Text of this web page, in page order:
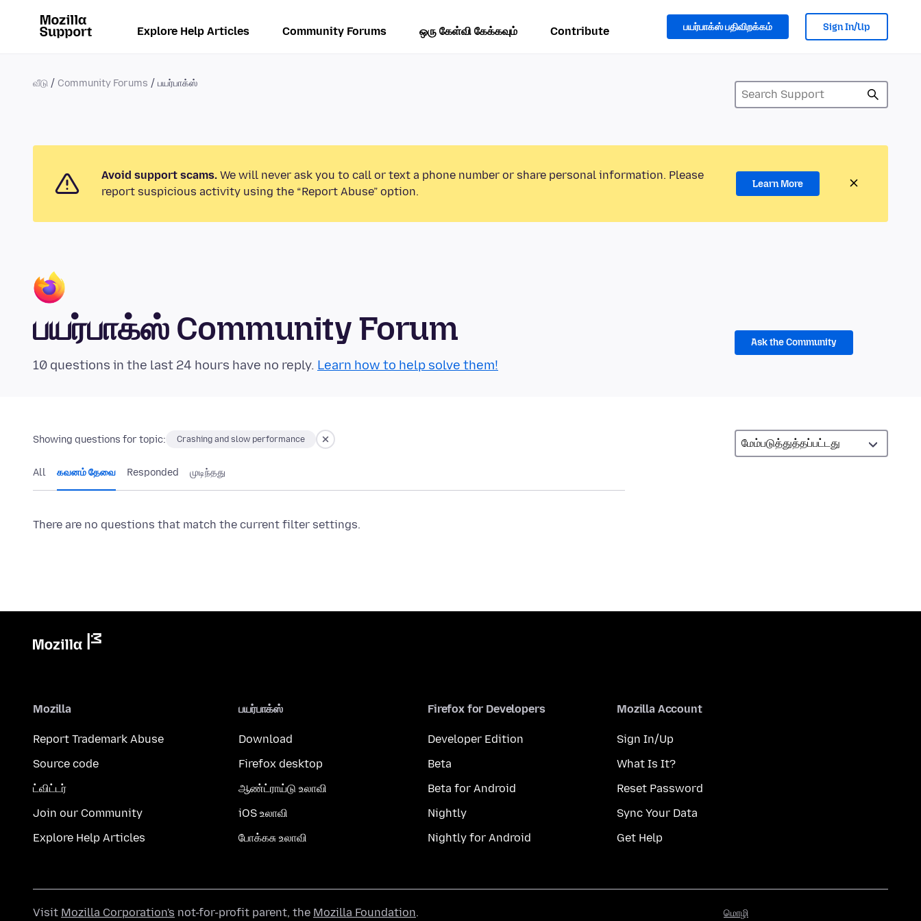
Explore Help Articles Community Forums ஒரு கேள்வி கேக்கவும் Contribute பயர்பாக்ஸ் பதிவிறக்கம் Sign In/Up
வீடு Community Forums பயர்பாக்ஸ்
Avoid support scams. We will never ask you to call or text a phone number or share personal information. Please
report suspicious activity using the “Report Abuse” option.
Learn More
பயர்பாக்ஸ் Community Forum
10 questions in the last 24 hours have no reply. Learn how to help solve them!
Ask the Community
Showing questions for topic: Crashing and slow performance
All கவனம் தேவை Responded முடிந்தது
There are no questions that match the current filter settings.
Mozilla
Report Trademark Abuse
Source code
ட்விட்டர்
Join our Community
Explore Help Articles
பயர்பாக்ஸ்
Download
Firefox desktop
ஆண்ட்ராய்டு உலாவி
iOS உலாவி
போக்கசு உலாவி
Firefox for Developers
Developer Edition
Beta
Beta for Android
Nightly
Nightly for Android
Mozilla Account
Sign In/Up
What Is It?
Reset Password
Sync Your Data
Get Help
மொழி
Visit Mozilla Corporation's not-for-profit parent, the Mozilla Foundation.